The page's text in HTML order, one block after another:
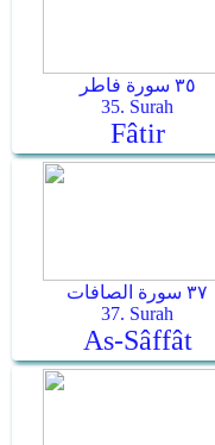
٣٥ سورة فاطر
35. Surah
Fâtir
٣٧ سورة الصافات
37. Surah
As-Sâffât